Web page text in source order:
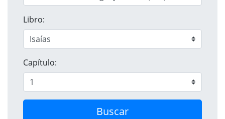
Libro:
Capítulo:
Buscar